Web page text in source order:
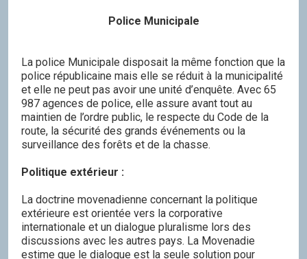
Police Municipale
La police Municipale disposait la même fonction que la
police républicaine mais elle se réduit à la municipalité
et elle ne peut pas avoir une unité d’enquête. Avec 65
987 agences de police, elle assure avant tout au
maintien de l’ordre public, le respecte du Code de la
route, la sécurité des grands événements ou la
surveillance des forêts et de la chasse.
Politique extérieur :
La doctrine movenadienne concernant la politique
extérieure est orientée vers la corporative
internationale et un dialogue pluralisme lors des
discussions avec les autres pays. La Movenadie
estime que le dialogue est la seule solution pour